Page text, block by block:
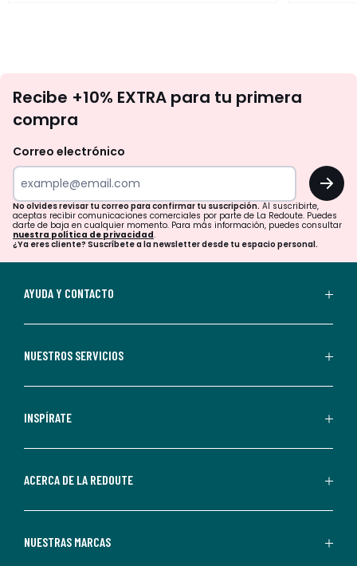
te
tu
para
confirmar
tu
suscripción.
aceptas
comerciales
personalizadas
parte
Redoute.
Recibe +10% EXTRA para tu primera
compra
Correo electrónico
OK
No olvides revisar tu correo para confirmar tu suscripción. Al suscribirte,
aceptas recibir comunicaciones comerciales por parte de La Redoute. Puedes
darte de baja en cualquier momento. Para más información, puedes consultar
nuestra política de privacidad.
¿Ya eres cliente? Suscríbete a la newsletter desde tu espacio personal.
AYUDA Y CONTACTO
NUESTROS SERVICIOS
INSPÍRATE
ACERCA DE LA REDOUTE
NUESTRAS MARCAS